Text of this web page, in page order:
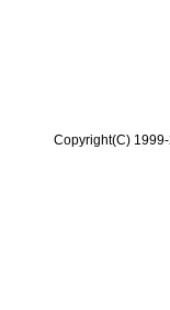
Copyright(C)